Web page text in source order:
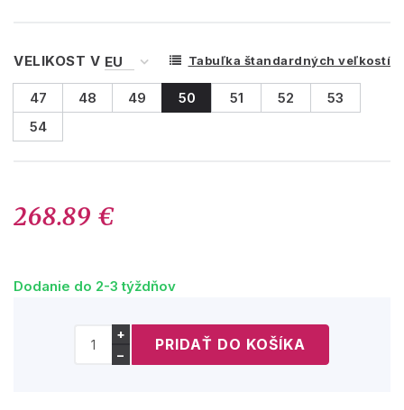
VELIKOST V Tabuľka štandardných veľkostí
47 48 49 50 51 52
53
54
268.89 €
Dodanie do 2-3 týždňov
+
−